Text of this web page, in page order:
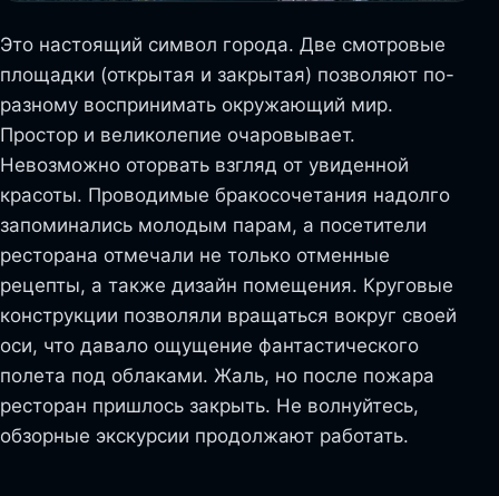
Это настоящий символ города. Две смотровые
площадки (открытая и закрытая) позволяют по-
разному воспринимать окружающий мир.
Простор и великолепие очаровывает.
Невозможно оторвать взгляд от увиденной
красоты. Проводимые бракосочетания надолго
запоминались молодым парам, а посетители
ресторана отмечали не только отменные
рецепты, а также дизайн помещения. Круговые
конструкции позволяли вращаться вокруг своей
оси, что давало ощущение фантастического
полета под облаками. Жаль, но после пожара
ресторан пришлось закрыть. Не волнуйтесь,
обзорные экскурсии продолжают работать.